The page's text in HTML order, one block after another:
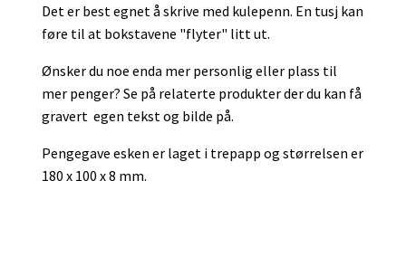
Det er best egnet å skrive med kulepenn. En tusj kan
føre til at bokstavene "flyter" litt ut.
Ønsker du noe enda mer personlig eller plass til
mer penger? Se på relaterte produkter der du kan få
gravert egen tekst og bilde på.
Pengegave esken er laget i trepapp og størrelsen er
180 x 100 x 8 mm.